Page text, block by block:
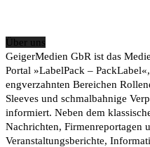
Über uns
GeigerMedien GbR ist das
Portal »LabelPack –
engverzahnten Bereichen
Sleeves und schmalbahnige
informiert. Neben dem
Nachrichten, Firmenreportagen
Veranstaltungsberichte,